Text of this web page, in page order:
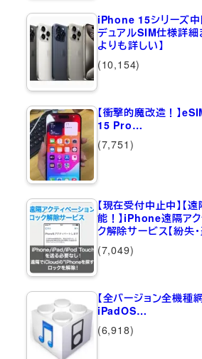
iPhone 15シリーズ
デュアルSIM仕様詳細
よりも詳しい】
(10,154)
【衝撃的魔改造！】
15 Pro…
(7,751)
【現在受付中止中】【
能！】iPhone遠隔アク
ク解除サービス【紛失
(7,049)
【全バージョン全機種
iPadOS…
(6,918)